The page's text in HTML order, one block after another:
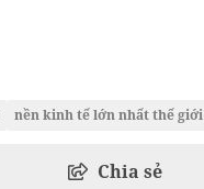
nền kinh tế lớn nhất thế giới
Chia sẻ